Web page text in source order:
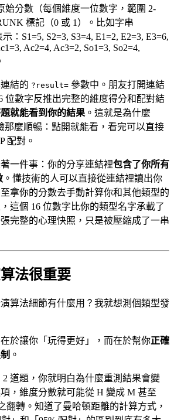
始分數（每個維度一位數字，範圍 2-
標記（0 或 1）。比如字串
示：S1=5, S2=3, S3=4, E1=2, E2=3, E3=6,
Ac2=4, Ac3=2, So1=3, So2=4,
結的 ?result= 參數中。朋友打開連結
位數字反推出完整的維度得分和配對結
就能看到你的結果 。這就是為什麼
那麼順暢：點開就能看，看完可以直接
配對。
一件事：你的分享連結裡包含了你所有
。懂技術的人可以直接從連結裡讀出你
拿你的分數去手動計算你和其他類型的
這個 16 位數字比你的類型名字承載了
完整的心理快照，只是被壓縮成了一串
法很重要
算法細節有什麼用？我就想測個類型發
於讓你「玩得更好」，而在於幫你正確
。
道題，你就明白為什麼重測結果會變
，維度分數就可能從 H 變成 M 甚至
翻轉。知道了曼哈頓距離的計算方式，